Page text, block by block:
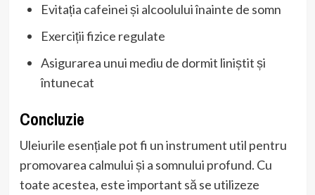
Evitația cafeinei și alcoolului înainte de somn
Exerciții fizice regulate
Asigurarea unui mediu de dormit liniștit și
întunecat
Concluzie
Uleiurile esențiale pot fi un instrument util pentru
promovarea calmului și a somnului profund. Cu
toate acestea, este important să se utilizeze